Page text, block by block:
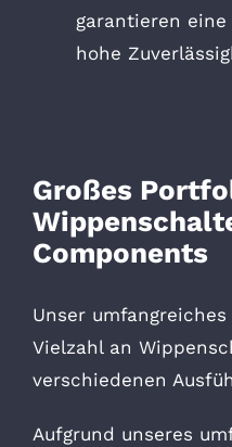
garantieren eine
hohe
Großes
Components
Unser
Vielzahl an
verschiedenen
Aufgrund unseres